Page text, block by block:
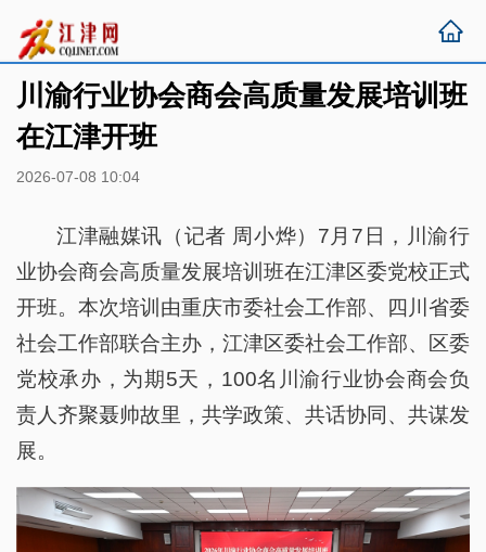
川渝行业协会商会高质量发展培训班
在江津开班
2026-07-08 10:04
江津融媒讯（记者 周小烨）7月7日，川渝行
业协会商会高质量发展培训班在江津区委党校正式
开班。本次培训由重庆市委社会工作部、四川省委
社会工作部联合主办，江津区委社会工作部、区委
党校承办，为期5天，100名川渝行业协会商会负
责人齐聚聂帅故里，共学政策、共话协同、共谋发
展。